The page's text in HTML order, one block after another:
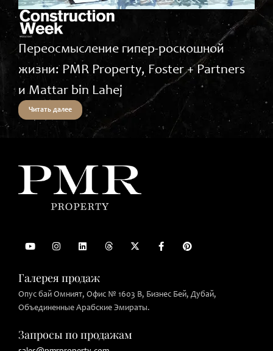
Переосмысление гипер-роскошной
жизни: PMR Property, Foster + Partners
и Mattar bin Lahej
Читать далее
Галерея продаж
Опус бай Омният, Офис № 1603 B, Бизнес Бей, Дубай,
Объединенные Арабские Эмираты.
Запросы по продажам